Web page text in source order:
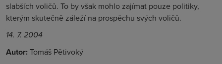
slabších voličů. To by však mohlo zajímat pouze politiky,
kterým skutečně záleží na prospěchu svých voličů.
14. 7. 2004
Autor: Tomáš Pětivoký